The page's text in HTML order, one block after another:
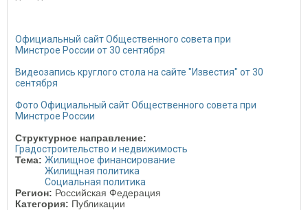
Официальный сайт Общественного совета при
Минстрое России от 30 сентября
Видеозапись круглого стола на сайте "Известия" от 30
сентября
Фото Официальный сайт Общественного совета при
Минстрое России
Структурное направление:
Градостроительство и недвижимость
Тема: Жилищное финансирование
Жилищная политика
Социальная политика
Регион: Российская Федерация
Категория: Публикации